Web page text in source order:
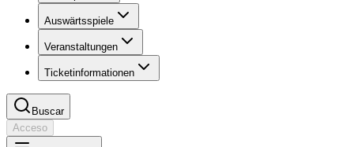
Auswärtsspiele
Veranstaltungen
Ticketinformationen
Buscar
Acceso